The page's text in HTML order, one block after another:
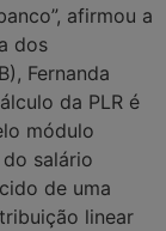
afirmou a
dos
Fernanda
da PLR é
módulo
salário
de uma
linear